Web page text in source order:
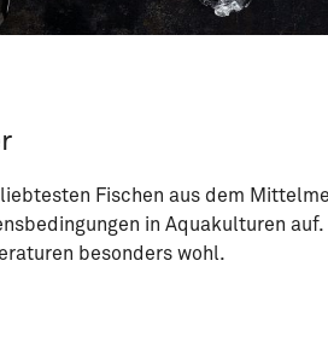
Fischen aus dem
in Aquakulturen
besonders wohl.